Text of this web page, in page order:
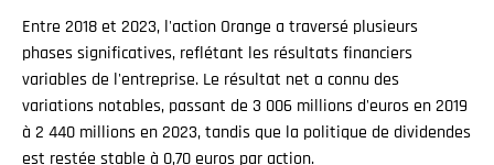
Entre 2018 et 2023, l'action Orange a traversé plusieurs
phases significatives, reflétant les résultats financiers
variables de l'entreprise. Le résultat net a connu des
variations notables, passant de 3 006 millions d'euros en 2019
à 2 440 millions en 2023, tandis que la politique de dividendes
est restée stable à 0,70 euros par action.